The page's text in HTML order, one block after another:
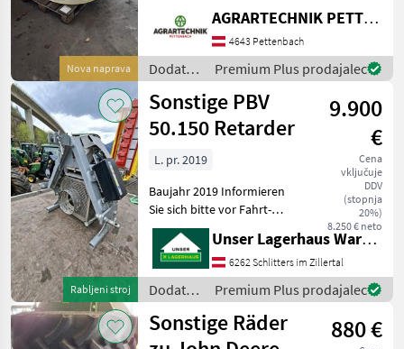
Nova naprava
dodatna oprema za
traktorje
AGRARTECHNIK PETTENBACH GMBH
4643 Pettenbach
Dodatna
oprema
za
traktorje
/
Sonstige
Premium Plus prodajalec
Rabljeni stroj
Sonstige PBV
50.150 Retarder
9.900
€
Cena
vključuje
DDV
(stopnja
20%)
8.250 € neto
L. pr. 2019
Baujahr 2019 Informieren
Sie sich bitte vor Fahrt-
Antritt telefonisch, ob die
von Ihnen angefragte
Maschine aktuell bei uns
am Lager steht. Wir
inserieren auch Ma
Unser Lagerhaus Warenhandelsges.m.b.H.
6262 Schlitters im Zillertal
Dodatna
oprema
za
traktorje
Premium Plus prodajalec
Sonstige Räder
880 €